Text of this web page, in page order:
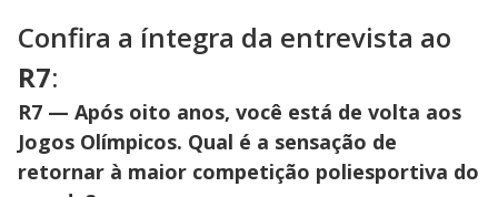
Confira a íntegra da entrevista ao
R7:
R7 — Após oito anos, você está de volta aos
Jogos Olímpicos. Qual é a sensação de
retornar à maior competição poliesportiva do